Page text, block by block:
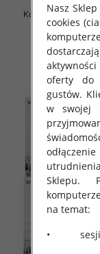
Komplet damskie
Mix Kolor
65.00 zł
szczegóły
Nasz
cookies
oferty do
gustów.
w swojej
Sklepu.
na temat:
• sesji